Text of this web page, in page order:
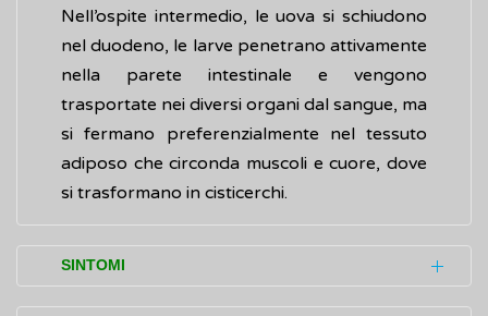
Nell’ospite intermedio, le uova si schiudono
nel duodeno, le larve penetrano attivamente
nella parete intestinale e vengono
trasportate nei diversi organi dal sangue, ma
si fermano preferenzialmente nel tessuto
adiposo che circonda muscoli e cuore, dove
si trasformano in cisticerchi.
SINTOMI